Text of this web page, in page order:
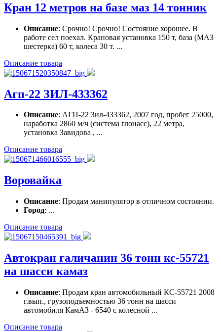
Кран 12 метров на базе маз 14 тонник
Описание: Срочно! Срочно! Состояние хорошее. В
работе сел поехал. Крановая установка 150 т, база (МАЗ
шестерка) 60 т, колеса 30 т. ...
Описание товара
Агп-22 ЗИЛ-433362
Описание: АГП-22 Зил-433362, 2007 год, пробег 25000,
наработка 2860 м/ч (система глонасс), 22 метра,
установка Завидова , ...
Описание товара
Воровайка
Описание: Продам манипулятор в отличном состоянии.
Город: ...
Описание товара
Автокран галичанин 36 тонн кс-55721
на шасси камаз
Описание: Продам кран автомобильный КС-55721 2008
г.вып., грузоподъемностью 36 тонн на шасси
автомобиля КамАЗ - 6540 с колесной ...
Описание товара